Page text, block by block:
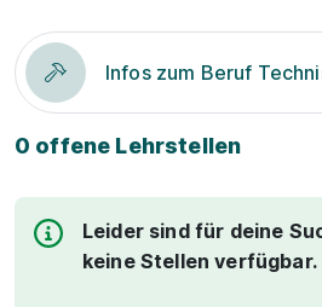
Infos zum Beruf
0 offene Lehrstellen
Leider sind für deine
keine Stellen verfügbar.